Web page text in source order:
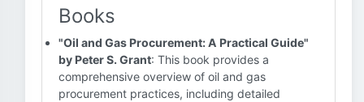
Books
"Oil and Gas Procurement: A Practical Guide"
by Peter S. Grant: This book provides a
comprehensive overview of oil and gas
procurement practices, including detailed